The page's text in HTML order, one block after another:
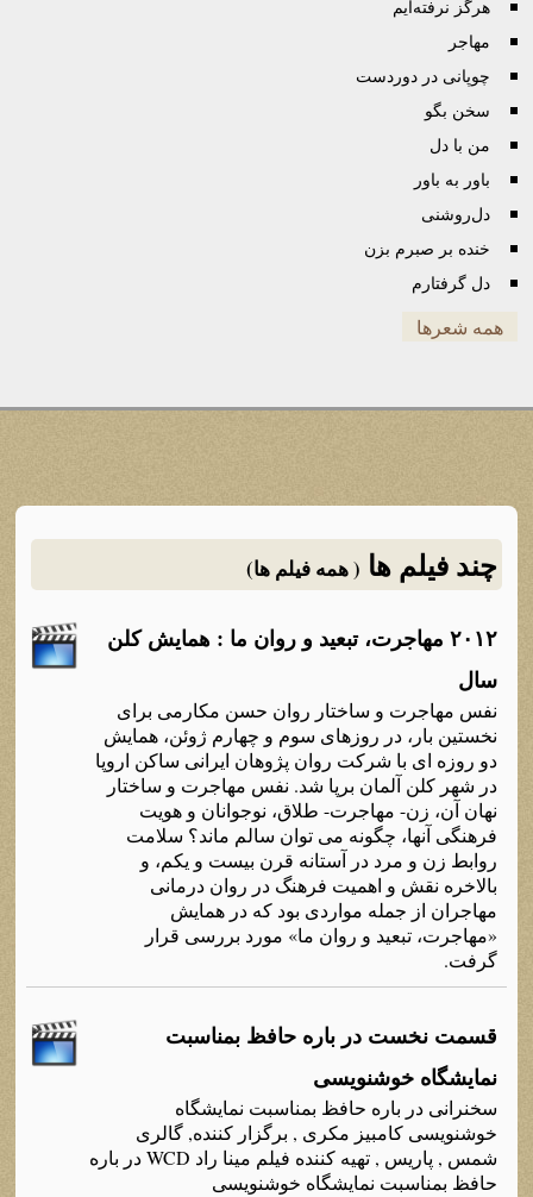
هرگز نرفته‌ایم
مهاجر
چوپانی در دوردست
سخن بگو
من با دل
باور به باور
دل‌روشنی
خنده بر صبرم بزن
دل‌ گرفتارم
همه شعرها
چند فیلم ها ( همه فیلم ها)
۲۰۱۲ مهاجرت، تبعيد و روان ما : همایش کلن
سال
نفس مهاجرت و ساختار روان حسن مکارمی برای
نخستين بار، در روزهای سوم و چهارم ژوئن، همايش
دو روزه ای با شرکت روان پژوهان ايرانی ساکن اروپا
در شهر کلن آلمان برپا شد. نفس مهاجرت و ساختار
نهان آن، زن- مهاجرت- طلاق، نوجوانان و هويت
فرهنگی آنها، چگونه می توان سالم ماند؟ سلامت
روابط زن و مرد در آستانه قرن بيست و يکم، و
بالاخره نقش و اهميت فرهنگ در روان درمانی
مهاجران از جمله مواردی بود که در همايش
«مهاجرت، تبعيد و روان ما» مورد بررسی قرار
گرفت.
قسمت نخست در باره حافظ بمناسبت
نمایشگاه خوشنویسی
سخنرانی در باره حافظ بمناسبت نمایشگاه
خوشنویسی کامبیز مکری , برگزار کننده, گالری
شمس , پاریس , تهیه کننده فیلم مینا راد WCD در باره
حافظ بمناسبت نمایشگاه خوشنویسی